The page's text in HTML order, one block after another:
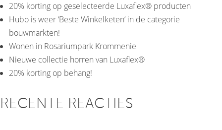
20% korting op geselecteerde Luxaflex® producten
Hubo is weer ‘Beste Winkelketen’ in de categorie
bouwmarkten!
Wonen in Rosariumpark Krommenie
Nieuwe collectie horren van Luxaflex®
20% korting op behang!
RECENTE REACTIES